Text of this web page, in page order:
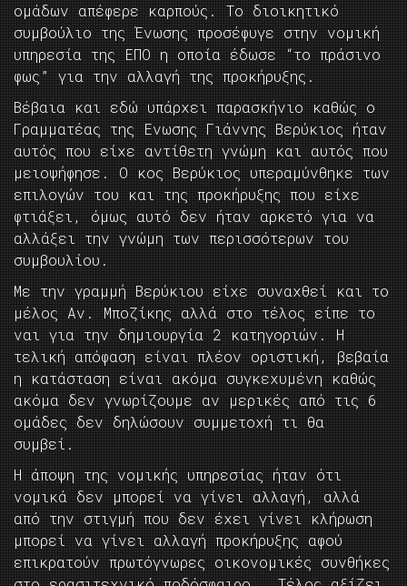
ομάδων απέφερε καρπούς. Το διοικητικό
συμβούλιο της Ένωσης προσέφυγε στην νομική
υπηρεσία της ΕΠΟ η οποία έδωσε “το πράσινο
φως” για την αλλαγή της προκήρυξης.
Βέβαια και εδώ υπάρχει παρασκήνιο καθώς ο
Γραμματέας της Ενωσης Γιάννης Βερύκιος ήταν
αυτός που είχε αντίθετη γνώμη και αυτός που
μειοψήφησε. Ο κος Βερύκιος υπεραμύνθηκε των
επιλογών του και της προκήρυξης που είχε
φτιάξει, όμως αυτό δεν ήταν αρκετό για να
αλλάξει την γνώμη των περισσότερων του
συμβουλίου.
Με την γραμμή Βερύκιου είχε συναχθεί και το
μέλος Αν. Μποζίκης αλλά στο τέλος είπε το
ναι για την δημιουργία 2 κατηγοριών. Η
τελική απόφαση είναι πλέον οριστική, βεβαία
η κατάσταση είναι ακόμα συγκεχυμένη καθώς
ακόμα δεν γνωρίζουμε αν μερικές από τις 6
ομάδες δεν δηλώσουν συμμετοχή τι θα
συμβεί.
Η άποψη της νομικής υπηρεσίας ήταν ότι
νομικά δεν μπορεί να γίνει αλλαγή, αλλά
από την στιγμή που δεν έχει γίνει κλήρωση
μπορεί να γίνει αλλαγή προκήρυξης αφού
επικρατούν πρωτόγνωρες οικονομικές συνθήκες